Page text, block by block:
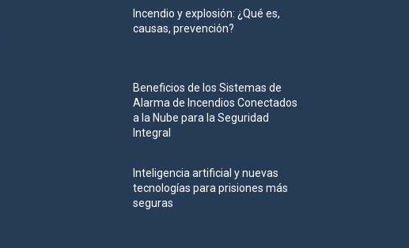
Incendio y explosión: ¿Qué es,
causas, prevención?
Beneficios de los Sistemas de
Alarma de Incendios Conectados
a la Nube para la Seguridad
Integral
Inteligencia artificial y nuevas
tecnologías para prisiones más
seguras